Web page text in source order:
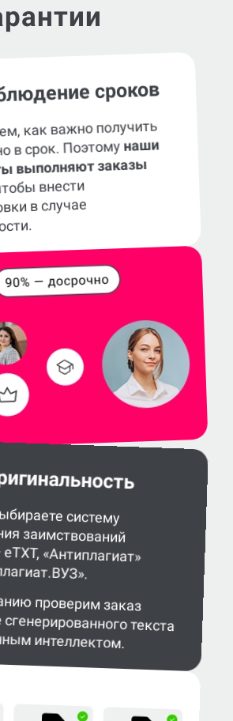
сроков
как важно получить
в срок. Поэтому наши
выполняют заказы
внести
в случае
систему
заимствований
«Антиплагиат»
проверим заказ
текста
интеллектом.